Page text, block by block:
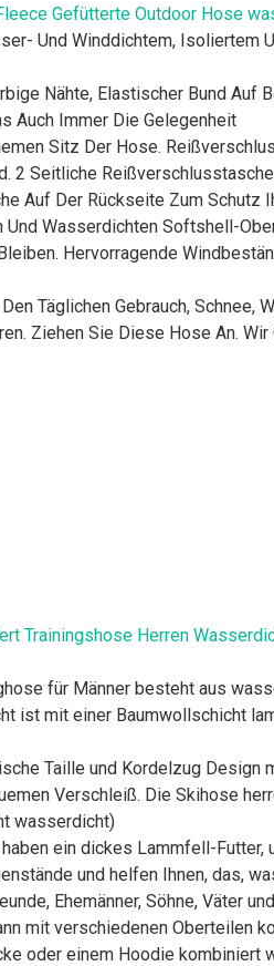
Gefütterte Outdoor Hose
Und Winddichtem, Isoliertem
Nähte, Elastischer Bund Auf
Auch Immer Die Gelegenheit
Sitz Der Hose.
2 Seitliche
Auf Der Rückseite Zum Schutz
Wasserdichten Softshell-
Hervorragende
Täglichen Gebrauch, Schnee,
Ziehen Sie Diese Hose An.
Trainingshose Herren
für Männer besteht aus
ist mit einer Baumwollschicht
Taille und Kordelzug
Verschleiß. Die Skihose
wasserdicht)
ein dickes Lammfell-
und helfen Ihnen, das,
Ehemänner, Söhne, Väter
mit verschiedenen Oberteilen
oder einem Hoodie kombiniert